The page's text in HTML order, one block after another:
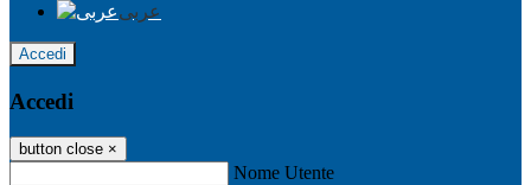
عربى
Accedi
Accedi
button close ×
Nome Utente